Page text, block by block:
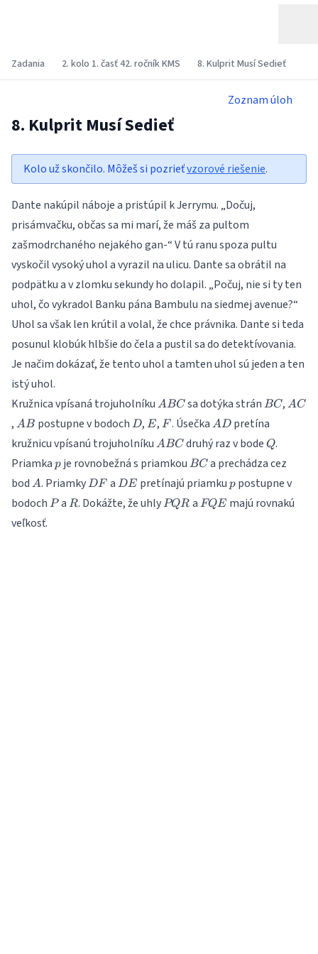
Zadania 2. kolo 1. časť 42. ročník KMS 8. Kulprit Musí Sedieť
Zoznam úloh
8. Kulprit Musí Sedieť
Kolo už skončilo. Môžeš si pozrieťvzorové riešenie.
Dante nakúpil náboje a pristúpil k Jerrymu. „Dočuj,
prisámvačku, občas sa mi marí, že máš za pultom
zašmodrchaného nejakého gan-“ V tú ranu spoza pultu
vyskočil vysoký uhol a vyrazil na ulicu. Dante sa obrátil na
podpätku a v zlomku sekundy ho dolapil. „Počuj, nie si ty ten
uhol, čo vykradol Banku pána Bambulu na siedmej avenue?“
Uhol sa však len krútil a volal, že chce právnika. Dante si teda
posunul klobúk hlbšie do čela a pustil sa do detektívovania.
Je načim dokázať, že tento uhol a tamten uhol sú jeden a ten
istý uhol.
Kružnica vpísaná trojuholníku ABC
ABC sa dotýka stránBC
BC,AC
AC
, AB
AB postupne v bodoch D
D,E
E,F
F. Úsečka AD
AD pretína
kružnicu vpísanú trojuholníku ABC
ABC druhý raz v bodeQ
Q.
Priamka p
p je rovnobežná s priamkou BC
BC a prechádza cez
bod A
A. Priamky DF
DF a DE
DE pretínajú priamkup
p postupne v
bodoch P
P aR
R. Dokážte, že uhlyPQR
PQR a FQE
FQE majú rovnakú
veľkosť.